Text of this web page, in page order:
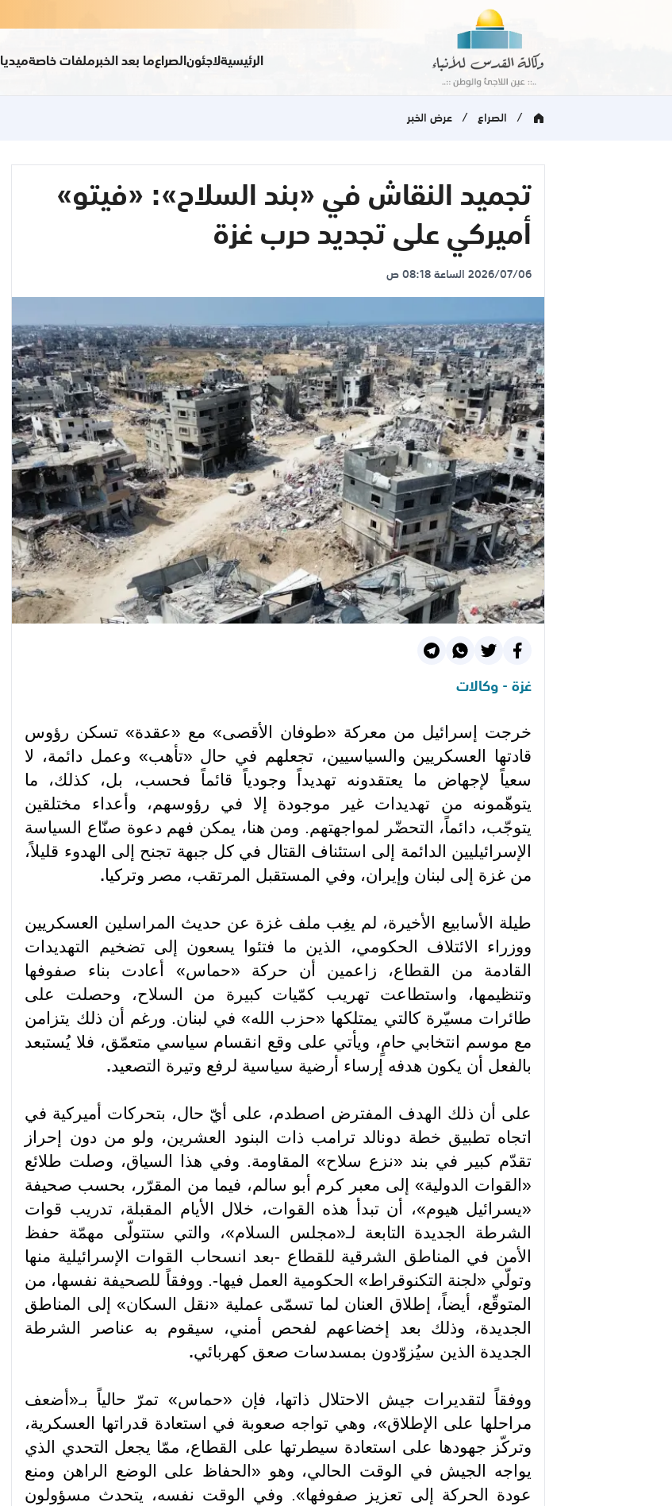
الرئيسيةلاجئون الصراعما بعد الخبرملفات خاصةميديا
/ الصراع / عرض الخبر
تجميد النقاش في «بند السلاح»: «فيتو»
أميركي على تجديد حرب غزة
2026/07/06 الساعة 08:18 ص
غزة - وكالات
خرجت إسرائيل من معركة «طوفان الأقصى» مع «عقدة» تسكن رؤوس
قادتها العسكريين والسياسيين، تجعلهم في حال «تأهب» وعمل دائمة، لا
سعياً لإجهاض ما يعتقدونه تهديداً وجودياً قائماً فحسب، بل، كذلك، ما
يتوهّمونه من تهديدات غير موجودة إلا في رؤوسهم، وأعداء مختلقين
يتوجّب، دائماً، التحضّر لمواجهتهم. ومن هنا، يمكن فهم دعوة صنّاع السياسة
الإسرائيليين الدائمة إلى استئناف القتال في كل جبهة تجنح إلى الهدوء قليلاً،
من غزة إلى لبنان وإيران، وفي المستقبل المرتقب، مصر وتركيا.
طيلة الأسابيع الأخيرة، لم يغِب ملف غزة عن حديث المراسلين العسكريين
ووزراء الائتلاف الحكومي، الذين ما فتئوا يسعون إلى تضخيم التهديدات
القادمة من القطاع، زاعمين أن حركة «حماس» أعادت بناء صفوفها
وتنظيمها، واستطاعت تهريب كمّيات كبيرة من السلاح، وحصلت على
طائرات مسيّرة كالتي يمتلكها «حزب الله» في لبنان. ورغم أن ذلك يتزامن
مع موسم انتخابي حامٍ، ويأتي على وقع انقسام سياسي متعمّق، فلا يُستبعد
بالفعل أن يكون هدفه إرساء أرضية سياسية لرفع وتيرة التصعيد.
على أن ذلك الهدف المفترض اصطدم، على أيّ حال، بتحركات أميركية في
اتجاه تطبيق خطة دونالد ترامب ذات البنود العشرين، ولو من دون إحراز
تقدّم كبير في بند «نزع سلاح» المقاومة. وفي هذا السياق، وصلت طلائع
«القوات الدولية» إلى معبر كرم أبو سالم، فيما من المقرّر، بحسب صحيفة
«يسرائيل هيوم»، أن تبدأ هذه القوات، خلال الأيام المقبلة، تدريب قوات
الشرطة الجديدة التابعة لـ«مجلس السلام»، والتي ستتولّى مهمّة حفظ
الأمن في المناطق الشرقية للقطاع -بعد انسحاب القوات الإسرائيلية منها
وتولّي «لجنة التكنوقراط» الحكومية العمل فيها-. ووفقاً للصحيفة نفسها، من
المتوقّع، أيضاً، إطلاق العنان لما تسمّى عملية «نقل السكان» إلى المناطق
الجديدة، وذلك بعد إخضاعهم لفحص أمني، سيقوم به عناصر الشرطة
الجديدة الذين سيُزوّدون بمسدسات صعق كهربائي.
ووفقاً لتقديرات جيش الاحتلال ذاتها، فإن «حماس» تمرّ حالياً بـ«أضعف
مراحلها على الإطلاق»، وهي تواجه صعوبة في استعادة قدراتها العسكرية،
وتركّز جهودها على استعادة سيطرتها على القطاع، ممّا يجعل التحدي الذي
يواجه الجيش في الوقت الحالي، وهو «الحفاظ على الوضع الراهن ومنع
عودة الحركة إلى تعزيز صفوفها». وفي الوقت نفسه، يتحدث مسؤولون